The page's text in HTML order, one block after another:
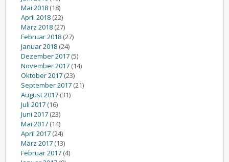
Mai 2018 (18)
April 2018 (22)
März 2018 (27)
Februar 2018 (27)
Januar 2018 (24)
Dezember 2017 (5)
November 2017 (14)
Oktober 2017 (23)
September 2017 (21)
August 2017 (31)
Juli 2017 (16)
Juni 2017 (23)
Mai 2017 (14)
April 2017 (24)
März 2017 (13)
Februar 2017 (4)